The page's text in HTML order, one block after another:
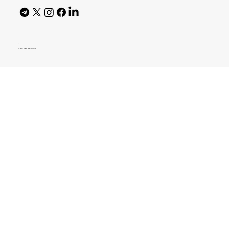
AI Policy
© 2026 High Bar Journal